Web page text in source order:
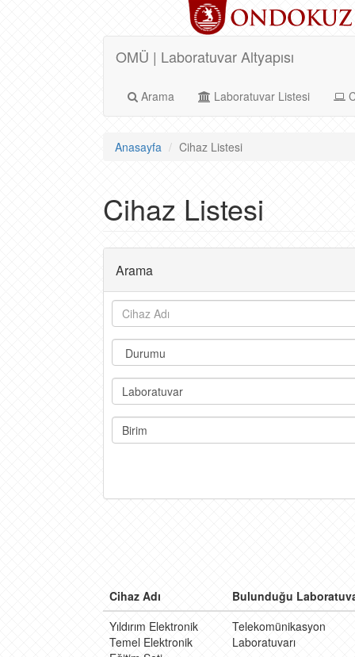
OMÜ | Laboratuvar Altyapısı
Arama Laboratuvar Listesi
Anasayfa Cihaz Listesi
Cihaz Listesi
Arama
Laboratuvar
Birim
Cihaz Adı
Bulunduğu
Yıldırım Elektronik
Temel Elektronik
Telekomünikasyon
Laboratuvarı